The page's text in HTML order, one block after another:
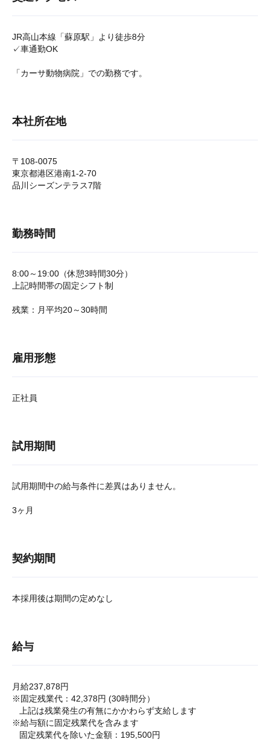
JR高山本線「蘇原駅」より徒歩8分
✓車通勤OK
「カーサ動物病院」での勤務です。
本社所在地
〒108-0075
東京都港区港南1-2-70
品川シーズンテラス7階
勤務時間
8:00～19:00（休憩3時間30分）
上記時間帯の固定シフト制
残業：月平均20～30時間
雇用形態
正社員
試用期間
試用期間中の給与条件に差異はありません。
3ヶ月
契約期間
本採用後は期間の定めなし
給与
月給237,878円
※固定残業代：42,378円 (30時間分）
上記は残業発生の有無にかかわらず支給します
※給与額に固定残業代を含みます
固定残業代を除いた金額：195,500円